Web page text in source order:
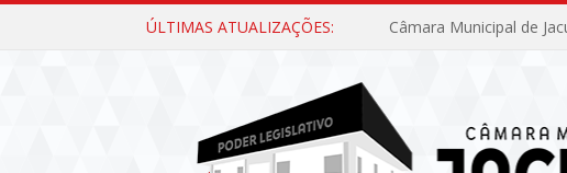
ÚLTIMAS ATUALIZAÇÕES: